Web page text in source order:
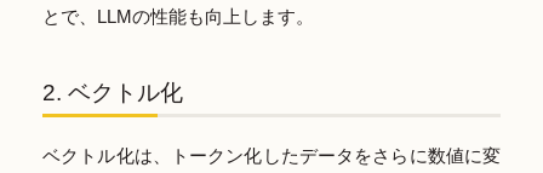
とで、LLMの性能も向上します。
2. ベクトル化
ベクトル化は、トークン化したデータをさらに数値に変